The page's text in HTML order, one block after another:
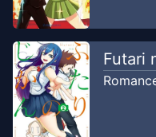
Chapter11
berdiri tegak tanpa
Tenseiscans Group
Chapter10
membuat mu (Sulit)
Tenseiscans Group
Futari